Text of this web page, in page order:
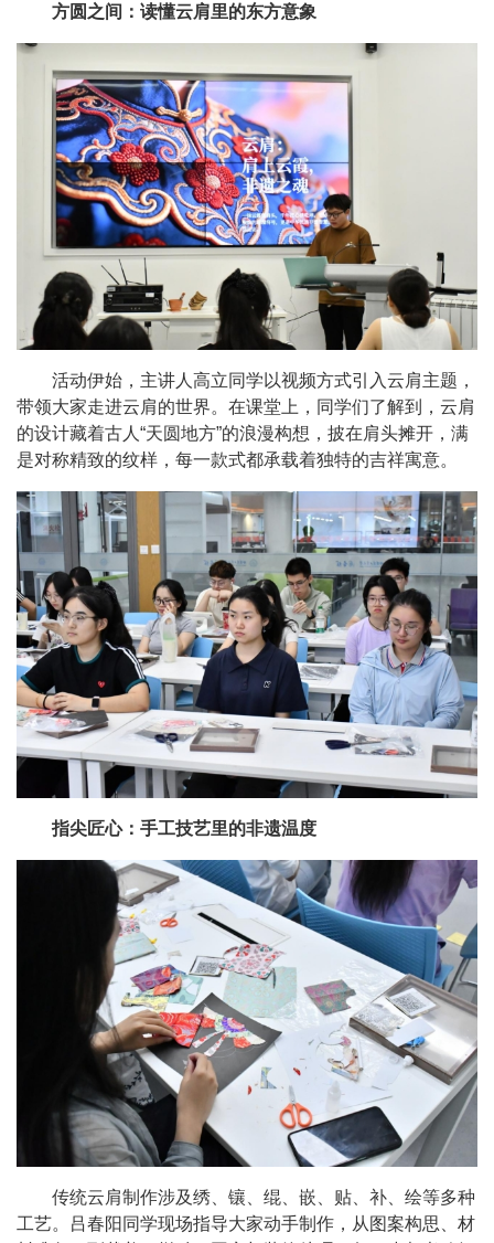
方圆之间：读懂云肩里的东方意象
活动伊始，主讲人高立同学以视频方式引入云肩主题，
带领大家走进云肩的世界。在课堂上， 同学们了解到，云肩
的设计藏着古人“天圆地方”的浪漫构想，披在肩头摊开，满
是对称精致的纹样，每一款式都承载着独特的吉祥寓意。
指尖匠心： 手工技艺里的非遗温度
传统云肩制作涉及绣、镶、绲、嵌、贴、补、绘等多种
工艺。
吕春阳同学现场指导大家动手制作， 从图案构思、材